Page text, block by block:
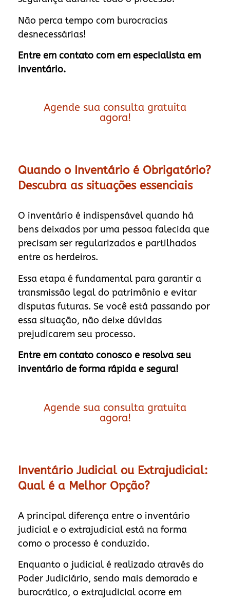
Não perca tempo com burocracias
desnecessárias!
Entre em contato com em especialista em
inventário.
Agende sua consulta gratuita
agora!
Quando o Inventário é Obrigatório?
Descubra as situações essenciais
O inventário é indispensável quando há
bens deixados por uma pessoa falecida que
precisam ser regularizados e partilhados
entre os herdeiros.
Essa etapa é fundamental para garantir a
transmissão legal do patrimônio e evitar
disputas futuras. Se você está passando por
essa situação, não deixe dúvidas
prejudicarem seu processo.
Entre em contato conosco e resolva seu
inventário de forma rápida e segura!
Agende sua consulta gratuita
agora!
Inventário Judicial ou Extrajudicial:
Qual é a Melhor Opção?
A principal diferença entre o inventário
judicial e o extrajudicial está na forma
como o processo é conduzido.
Enquanto o judicial é realizado através do
Poder Judiciário, sendo mais demorado e
burocrático, o extrajudicial ocorre em